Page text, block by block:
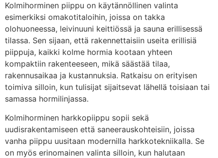
Kolmihorminen piippu on käytännöllinen valinta
esimerkiksi omakotitaloihin, joissa on takka
olohuoneessa, leivinuuni keittiössä ja sauna erillisessä
tilassa. Sen sijaan, että rakennettaisiin useita erillisiä
piippuja, kaikki kolme hormia kootaan yhteen
kompaktiin rakenteeseen, mikä säästää tilaa,
rakennusaikaa ja kustannuksia. Ratkaisu on erityisen
toimiva silloin, kun tulisijat sijaitsevat lähellä toisiaan tai
samassa hormilinjassa.
Kolmihorminen harkkopiippu sopii sekä
uudisrakentamiseen että saneerauskohteisiin, joissa
vanha piippu uusitaan modernilla harkkotekniikalla. Se
on myös erinomainen valinta silloin, kun halutaan